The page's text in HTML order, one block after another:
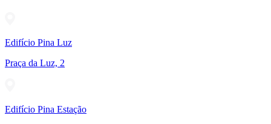
Edifício Pina Luz
Praça da Luz, 2
Edifício Pina Estação